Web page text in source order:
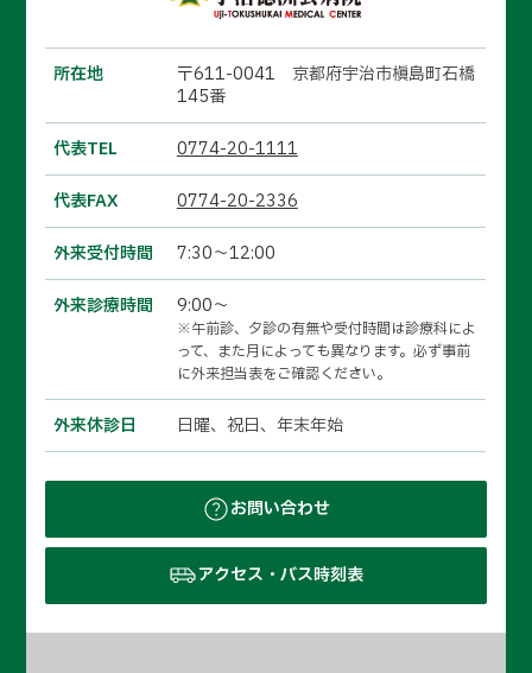
所在地
〒611-0041 京都府宇治市槇島町石橋
145番
代表TEL 0774-20-1111
代表FAX 0774-20-2336
外来受付時間 7:30～12:00
外来診療時間 9:00～
※午前診、夕診の有無や受付時間は診療科によ
って、また月によっても異なります。必ず事前
に外来担当表をご確認ください。
外来休診日 日曜、祝日、年末年始
お問い合わせ
アクセス・バス時刻表